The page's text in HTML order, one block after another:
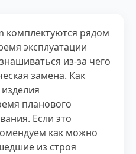
комплектуются рядом
эксплуатации
из-за чего
замена. Как
планового
Если это
как можно
из строя